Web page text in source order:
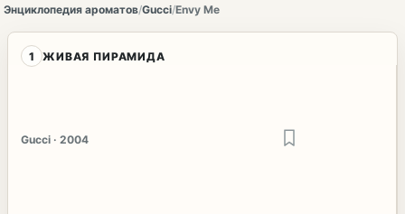
Энциклопедия ароматов/Gucci/Envy Me
1 ЖИВАЯ ПИРАМИДА
Gucci · 2004